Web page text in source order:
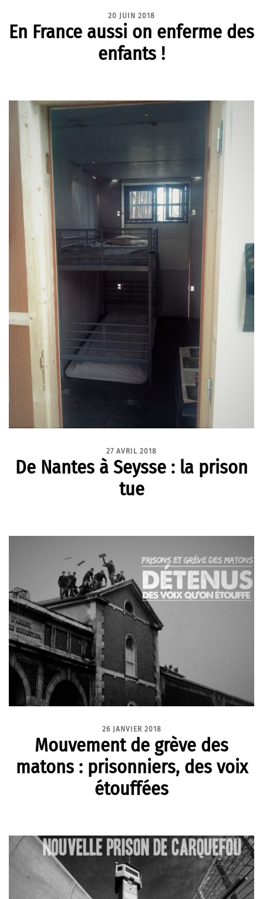
20 JUIN 2018
En France aussi on enferme des
enfants !
27 AVRIL 2018
De Nantes à Seysse : la prison
tue
26 JANVIER 2018
Mouvement de grève des
matons : prisonniers, des voix
étouffées